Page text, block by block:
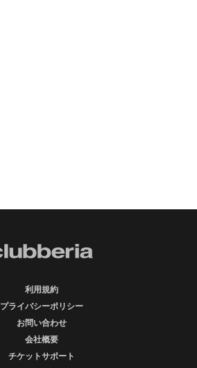
利用規約
プライバシーポリシー
お問い合わせ
会社概要
チケットサポート